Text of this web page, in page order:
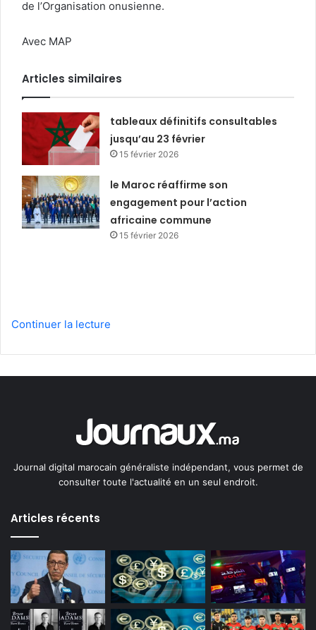
de l’Organisation onusienne.
Avec MAP
Articles similaires
tableaux définitifs consultables
jusqu’au 23 février
15 février 2026
le Maroc réaffirme son
engagement pour l’action
africaine commune
15 février 2026
Continuer la lecture
Journal digital marocain généraliste indépendant, vous permet de
consulter toute l'actualité en un seul endroit.
Articles récents